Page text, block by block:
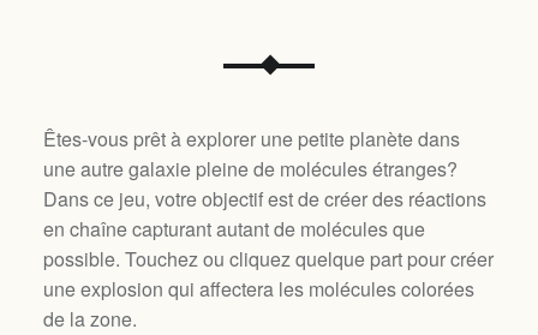
Êtes-vous prêt à explorer une petite planète dans
une autre galaxie pleine de molécules étranges?
Dans ce jeu, votre objectif est de créer des réactions
en chaîne capturant autant de molécules que
possible. Touchez ou cliquez quelque part pour créer
une explosion qui affectera les molécules colorées
de la zone.